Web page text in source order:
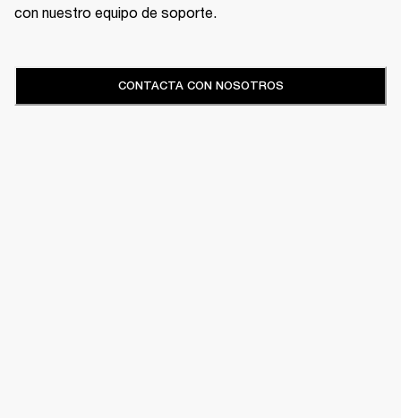
con nuestro equipo de soporte.
CONTACTA CON NOSOTROS